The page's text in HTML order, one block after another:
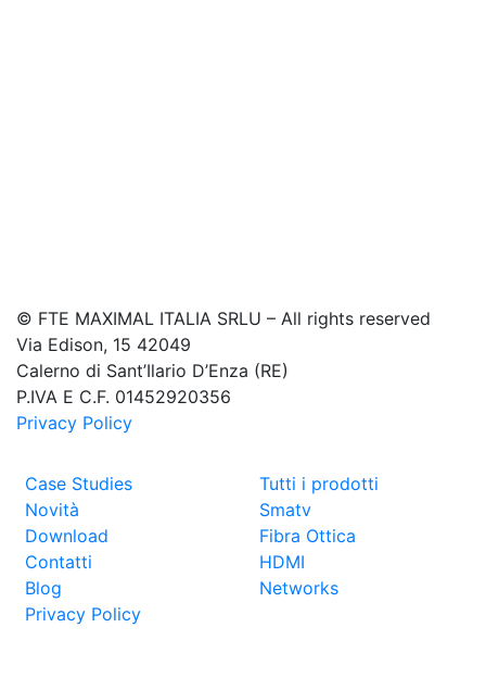
© FTE MAXIMAL ITALIA SRLU – All rights reserved
Via Edison, 15 42049
Calerno di Sant’Ilario D’Enza (RE)
P.IVA E C.F. 01452920356
Privacy Policy
Case Studies
Novità
Download
Contatti
Blog
Privacy Policy
Tutti i prodotti
Smatv
Fibra Ottica
HDMI
Networks